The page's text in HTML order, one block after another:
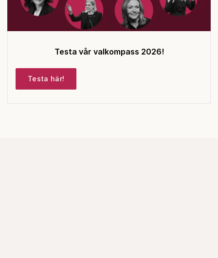
Testa vår valkompass 2026!
Testa här!